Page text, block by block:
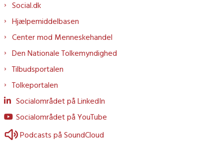
Social.dk
Hjælpemiddelbasen
Center mod Menneskehandel
Den Nationale Tolkemyndighed
Tilbudsportalen
Tolkeportalen
Socialområdet på LinkedIn
Socialområdet på YouTube
Podcasts på SoundCloud